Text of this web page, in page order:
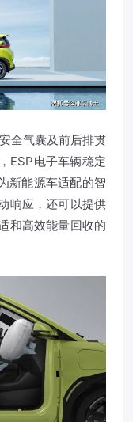
全气囊及前后排贯
ESP电子车辆稳定
新能源车适配的智
响应，还可以提供
和高效能量回收的